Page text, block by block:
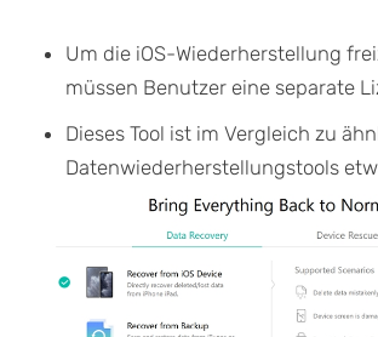
Um die iOS-Wiederherstellung
müssen Benutzer eine separate
Dieses Tool ist im Vergleich zu
Datenwiederherstellungstools